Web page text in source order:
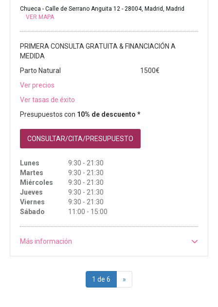
Chueca - Calle de Serrano Anguita 12 - 28004, Madrid, Madrid
VER MAPA
PRIMERA CONSULTA GRATUITA & FINANCIACIÓN A
MEDIDA
Parto Natural
1500€
Ver precios
Ver tasas de éxito
Presupuestos con 10% de descuento *
CONSULTAR/CITA/PRESUPUESTO
Lunes
9:30 - 21:30
Martes
9:30 - 21:30
Miércoles
9:30 - 21:30
Jueves
9:30 - 21:30
Viernes
9:30 - 21:30
Sábado
11:00 - 15:00
Más información
1 de 6 »